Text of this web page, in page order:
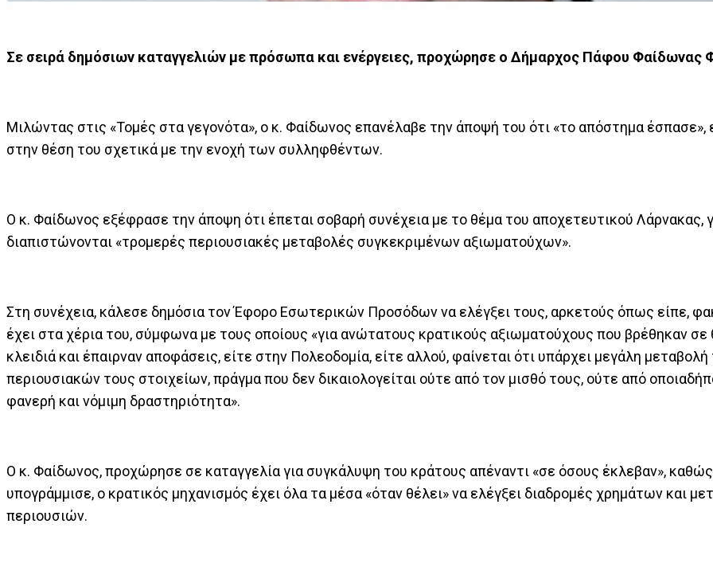
Σε σειρά δημόσιων καταγγελιών με πρόσωπα και ενέργειες, προχώρησε ο Δήμαρχος Πάφου Φαίδωνας
Μιλώντας στις «Τομές στα γεγονότα», ο κ. Φαίδωνος επανέλαβε την άποψή του ότι «το απόστημα έσπασε»,
στην θέση του σχετικά με την ενοχή των συλληφθέντων.
Ο κ. Φαίδωνος εξέφρασε την άποψη ότι έπεται σοβαρή συνέχεια με το θέμα του αποχετευτικού Λάρνακας,
διαπιστώνονται «τρομερές περιουσιακές μεταβολές συγκεκριμένων αξιωματούχων».
Στη συνέχεια, κάλεσε δημόσια τον Έφορο Εσωτερικών Προσόδων να ελέγξει τους, αρκετούς όπως είπε,
έχει στα χέρια του, σύμφωνα με τους οποίους «για ανώτατους κρατικούς αξιωματούχους που βρέθηκαν σε
κλειδιά και έπαιρναν αποφάσεις, είτε στην Πολεοδομία, είτε αλλού, φαίνεται ότι υπάρχει μεγάλη
περιουσιακών τους στοιχείων, πράγμα που δεν δικαιολογείται ούτε από τον μισθό τους, ούτε από
φανερή και νόμιμη δραστηριότητα».
Ο κ. Φαίδωνος, προχώρησε σε καταγγελία για συγκάλυψη του κράτους απέναντι «σε όσους έκλεβαν»,
υπογράμμισε, ο κρατικός μηχανισμός έχει όλα τα μέσα «όταν θέλει» να ελέγξει διαδρομές χρημάτων και
περιουσιών.